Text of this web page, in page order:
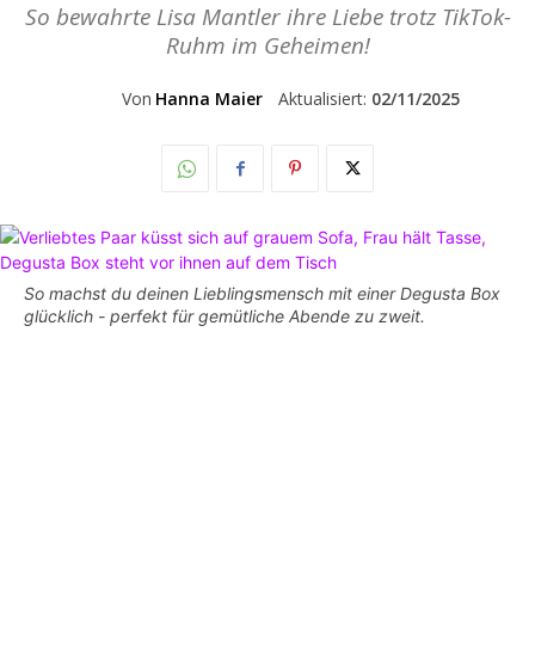
So bewahrte Lisa Mantler ihre Liebe trotz TikTok-
Ruhm im Geheimen!
Von Hanna Maier Aktualisiert: 02/11/2025
So machst du deinen Lieblingsmensch mit einer Degusta Box
glücklich - perfekt für gemütliche Abende zu zweit.